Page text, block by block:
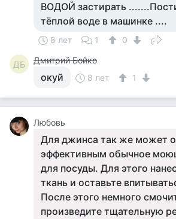
ВОДОЙ застирать
тёплой воде в машинке ....
8 лет 1 0
ДБ Дмитрий Бойко
окуй 8 лет 1
Любовь
Для джинса так же может
эффективным обычное
для посуды. Для этого
ткань и оставьте
После этого немного
произведите тщательную